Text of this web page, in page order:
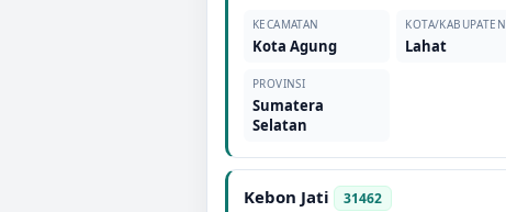
KECAMATAN
Kota Agung
KOTA/KABUPATEN
Lahat
PROVINSI
Sumatera
Selatan
Kebon Jati 31462